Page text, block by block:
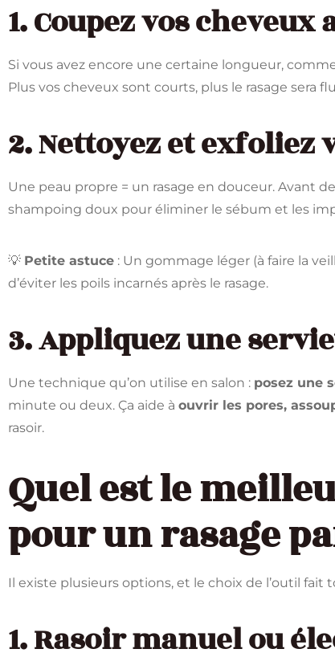
1. Coupez vos
Si vous avez encore une certaine longueur,
Plus vos cheveux sont courts, plus le rasage sera
2. Nettoyez et
Une peau propre = un rasage en douceur. Avant
shampoing doux pour éliminer le sébum et les
💡 Petite astuce : Un gommage léger (à faire la
d’éviter les poils incarnés après le rasage.
3. Appliquez une
Une technique qu’on utilise en salon : posez une
minute ou deux. Ça aide à ouvrir les pores,
rasoir.
Quel est le
pour un rasage
Il existe plusieurs options, et le choix de l’outil fait
1. Rasoir manuel ou